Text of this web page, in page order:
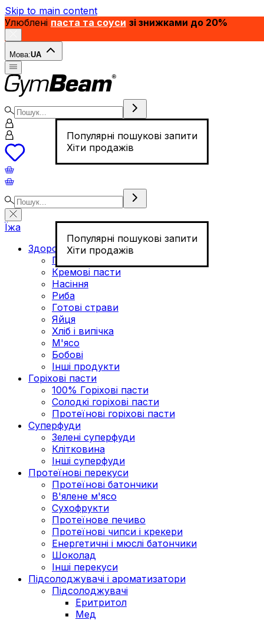
Skip to main content
Улюблені паста та соуси зі знижками до 20%
Мова:UA
Популярні пошукові запити
Хіти продажів
Популярні пошукові запити
Хіти продажів
Їжа
Здорове харчування
Горіхи
Кремові пасти
Насіння
Риба
Готові страви
Яйця
Хліб і випічка
М'ясо
Бобові
Інші продукти
Горіхові пасти
100% Горіхові пасти
Солодкі горіхові пасти
Протеїнові горіхові пасти
Суперфуди
Зелені суперфуди
Клітковина
Інші суперфуди
Протеїнові перекуси
Протеїнові батончики
В'ялене м'ясо
Сухофрукти
Протеїнове печиво
Протеїнові чипси і крекери
Енергетичні і мюслі батончики
Шоколад
Інші перекуси
Підсолоджувачі і ароматизатори
Підсолоджувачі
Еритритол
Мед